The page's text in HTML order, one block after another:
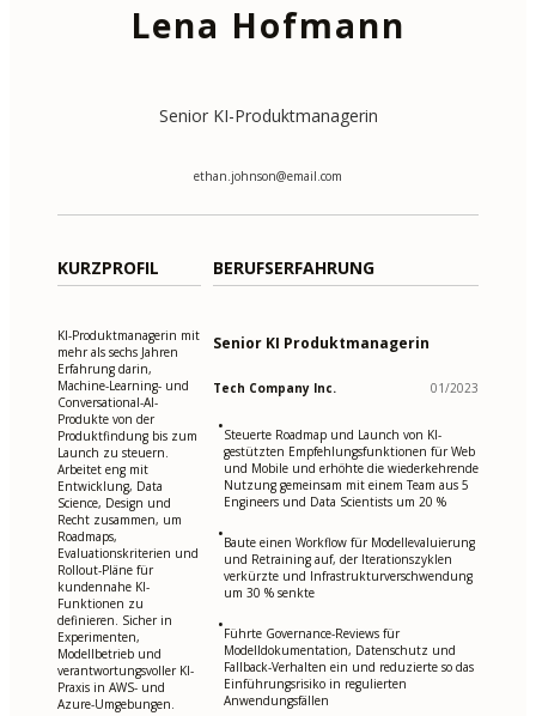
Lena Hofmann
Senior KI-Produktmanagerin
ethan.johnson@email.com
KURZPROFIL
KI-Produktmanagerin mit
mehr als sechs Jahren
Erfahrung darin,
Machine-Learning- und
Conversational-AI-
Produkte von der
Produktfindung bis zum
Launch zu steuern.
Arbeitet eng mit
Entwicklung, Data
Science, Design und
Recht zusammen, um
Roadmaps,
Evaluationskriterien und
Rollout-Pläne für
kundennahe KI-
Funktionen zu
definieren. Sicher in
Experimenten,
Modellbetrieb und
verantwortungsvoller KI-
Praxis in AWS- und
Azure-Umgebungen.
BERUFSERFAHRUNG
Senior KI Produktmanagerin
Tech Company Inc. 01/2023
•Steuerte Roadmap und Launch von KI-
gestützten Empfehlungsfunktionen für Web
und Mobile und erhöhte die wiederkehrende
Nutzung gemeinsam mit einem Team aus 5
Engineers und Data Scientists um 20 %
•Baute einen Workflow für Modellevaluierung
und Retraining auf, der Iterationszyklen
verkürzte und Infrastrukturverschwendung
um 30 % senkte
•Führte Governance-Reviews für
Modelldokumentation, Datenschutz und
Fallback-Verhalten ein und reduzierte so das
Einführungsrisiko in regulierten
Anwendungsfällen